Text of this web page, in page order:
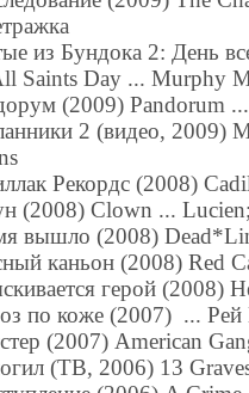
из Бундока 2: День
Saints Day ... Murphy
(2009) Pandorum ...
2 (видео, 2009)
Рекордс (2008)
(2008) Clown ... Lucien;
вышло (2008)
каньон (2008) Red
герой (2008)
по коже (2007) ... Рей
(2007) American
(ТВ, 2006) 13